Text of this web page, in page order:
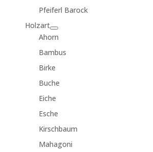
Pfeiferl Barock
Holzart
Ahorn
Bambus
Birke
Buche
Eiche
Esche
Kirschbaum
Mahagoni